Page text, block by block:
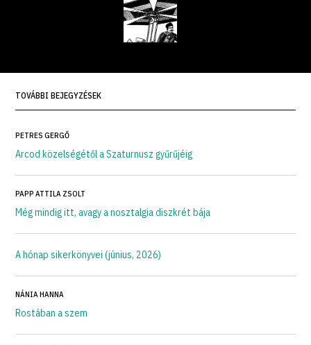
TOVÁBBI BEJEGYZÉSEK
PETRES GERGŐ
Arcod közelségétől a Szaturnusz gyűrűjéig
PAPP ATTILA ZSOLT
Még mindig itt, avagy a nosztalgia diszkrét bája
A hónap sikerkönyvei (június, 2026)
NÁNIA HANNA
Rostában a szem